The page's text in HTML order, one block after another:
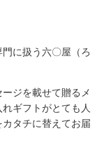
に扱う六〇屋（ろ
ジを載せて贈るメ
ギフトがとても人
タチに替えてお届